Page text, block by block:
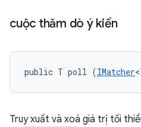
cuộc thăm dò ý kiến
public T poll (IMatcher
Truy xuất và xoá giá trị tối